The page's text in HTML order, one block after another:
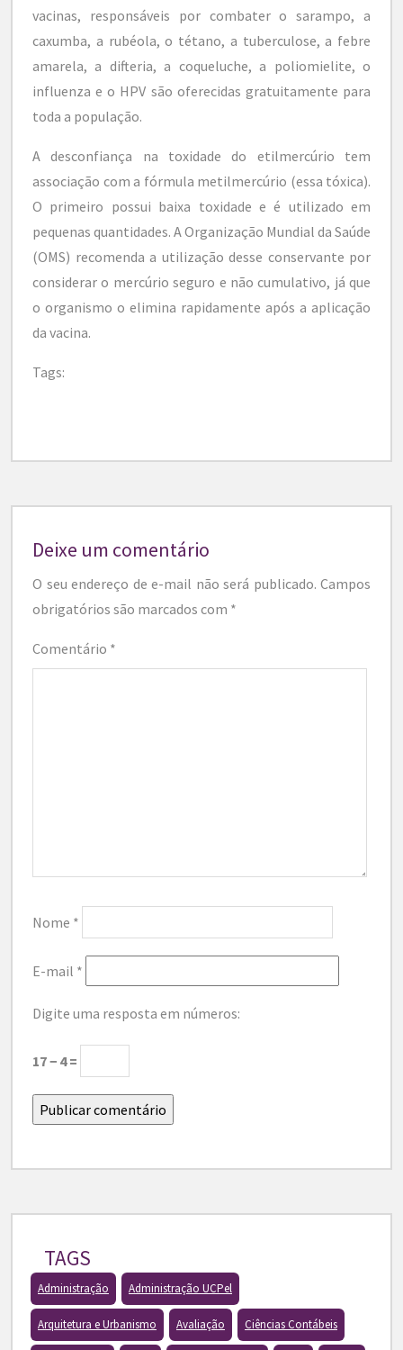
vacinas, responsáveis por combater o sarampo, a
caxumba, a rubéola, o tétano, a tuberculose, a febre
amarela, a difteria, a coqueluche, a poliomielite, o
influenza e o HPV são oferecidas gratuitamente para
toda a população.
A desconfiança na toxidade do etilmercúrio tem
associação com a fórmula metilmercúrio (essa tóxica).
O primeiro possui baixa toxidade e é utilizado em
pequenas quantidades. A Organização Mundial da Saúde
(OMS) recomenda a utilização desse conservante por
considerar o mercúrio seguro e não cumulativo, já que
o organismo o elimina rapidamente após a aplicação
da vacina.
Tags:
Deixe um comentário
O seu endereço de e-mail não será publicado. Campos
obrigatórios são marcados com *
Comentário *
Nome *
E-mail *
Digite uma resposta em números:
17 − 4 =
TAGS
Administração Administração UCPel
Arquitetura e Urbanismo Avaliação Ciências Contábeis